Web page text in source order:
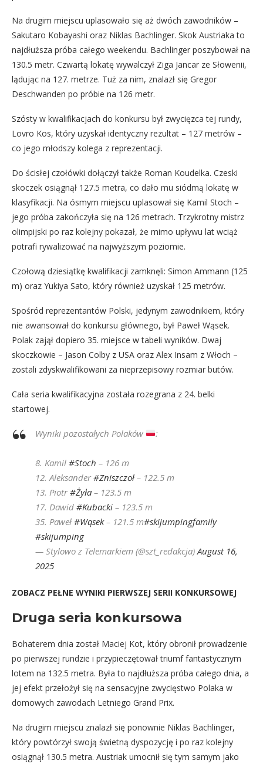
Na drugim miejscu uplasowało się aż dwóch zawodników –
Sakutaro Kobayashi oraz Niklas Bachlinger. Skok Austriaka to
najdłuższa próba całego weekendu. Bachlinger poszybował na
130.5 metr. Czwartą lokatę wywalczył Ziga Jancar ze Słowenii,
lądując na 127. metrze. Tuż za nim, znalazł się Gregor
Deschwanden po próbie na 126 metr.
Szósty w kwalifikacjach do konkursu był zwycięzca tej rundy,
Lovro Kos, który uzyskał identyczny rezultat – 127 metrów –
co jego młodszy kolega z reprezentacji.
Do ścisłej czołówki dołączył także Roman Koudelka. Czeski
skoczek osiągnął 127.5 metra, co dało mu siódmą lokatę w
klasyfikacji. Na ósmym miejscu uplasował się Kamil Stoch –
jego próba zakończyła się na 126 metrach. Trzykrotny mistrz
olimpijski po raz kolejny pokazał, że mimo upływu lat wciąż
potrafi rywalizować na najwyższym poziomie.
Czołową dziesiątkę kwalifikacji zamknęli: Simon Ammann (125
m) oraz Yukiya Sato, który również uzyskał 125 metrów.
Spośród reprezentantów Polski, jedynym zawodnikiem, który
nie awansował do konkursu głównego, był Paweł Wąsek.
Polak zajął dopiero 35. miejsce w tabeli wyników. Dwaj
skoczkowie – Jason Colby z USA oraz Alex Insam z Włoch –
zostali zdyskwalifikowani za nieprzepisowy rozmiar butów.
Cała seria kwalifikacyjna została rozegrana z 24. belki
startowej.
Wyniki pozostałych Polaków :
8. Kamil #Stoch – 126 m
12. Aleksander#Zniszczoł – 122.5 m
13. Piotr#Żyła – 123.5 m
17. Dawid #Kubacki – 123.5 m
35. Paweł #Wąsek– 121.5 m#skijumpingfamily
#skijumping
— Stylowo z Telemarkiem (@szt_redakcja) August 16,
2025
ZOBACZ PEŁNE WYNIKI PIERWSZEJ SERII KONKURSOWEJ
Druga seria konkursowa
Bohaterem dnia został Maciej Kot, który obronił prowadzenie
po pierwszej rundzie i przypieczętował triumf fantastycznym
lotem na 132.5 metra. Była to najdłuższa próba całego dnia, a
jej efekt przełożył się na sensacyjne zwycięstwo Polaka w
domowych zawodach Letniego Grand Prix.
Na drugim miejscu znalazł się ponownie Niklas Bachlinger,
który powtórzył swoją świetną dyspozycję i po raz kolejny
osiągnął 130.5 metra. Austriak umocnił się tym samym jako